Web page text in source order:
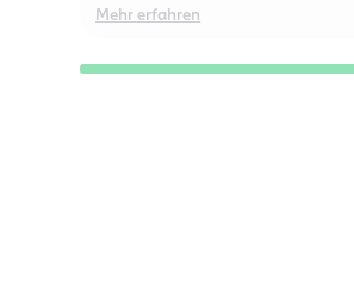
Mehr erfahren